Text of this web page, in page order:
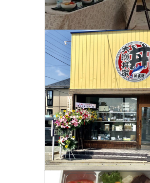
来店予定の30分前ま
いたし
【デリバ
5個以上のご注
定休日：
電話番号：
テイクアウト対応
14：
定休日
電話番号：
メニュ
大漁
所在地：奥州市
営業時間：11
テイクアウト・デリ
00 ～
プラザ